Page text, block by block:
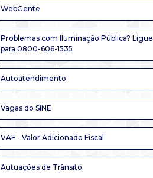
WebGente
Problemas com Iluminação Pública? Ligue
para 0800-606-1535
Autoatendimento
Vagas do SINE
VAF - Valor Adicionado Fiscal
Autuações de Trânsito